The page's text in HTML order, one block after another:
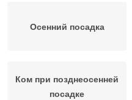
Осенний посадка
Ком при позднеосенней
посадке